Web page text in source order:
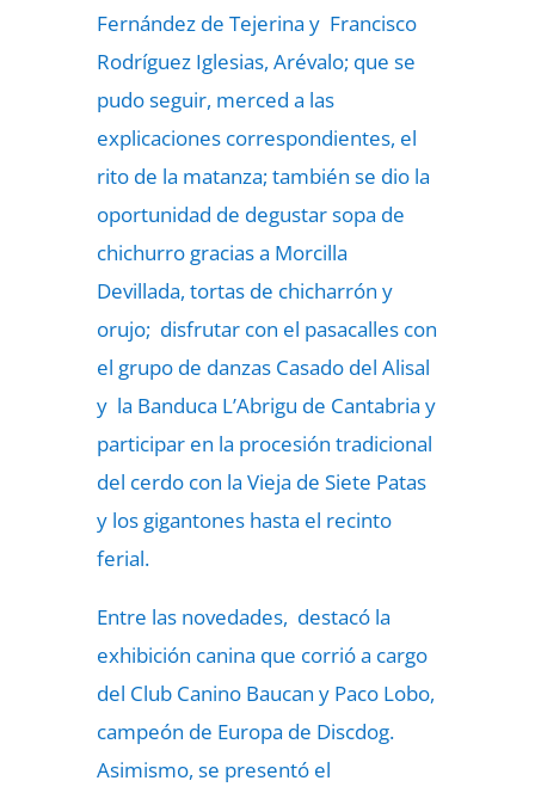
Fernández de Tejerina y Francisco
Rodríguez Iglesias, Arévalo; que se
pudo seguir, merced a las
explicaciones correspondientes, el
rito de la matanza; también se dio la
oportunidad de degustar sopa de
chichurro gracias a Morcilla
Devillada, tortas de chicharrón y
orujo; disfrutar con el pasacalles con
el grupo de danzas Casado del Alisal
y la Banduca L’Abrigu de Cantabria y
participar en la procesión tradicional
del cerdo con la Vieja de Siete Patas
y los gigantones hasta el recinto
ferial.
Entre las novedades, destacó la
exhibición canina que corrió a cargo
del Club Canino Baucan y Paco Lobo,
campeón de Europa de Discdog.
Asimismo, se presentó el